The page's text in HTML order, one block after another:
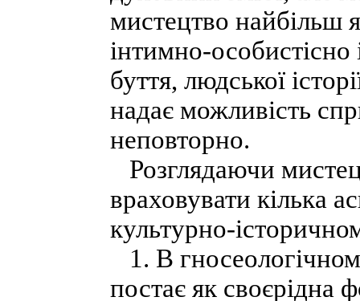
мистецтво найбільш
інтимно-особистісно
буття, людської
надає можливість
неповторно.
Розглядаючи
враховувати кілька
культурно-
1. В
постає як своєрідна